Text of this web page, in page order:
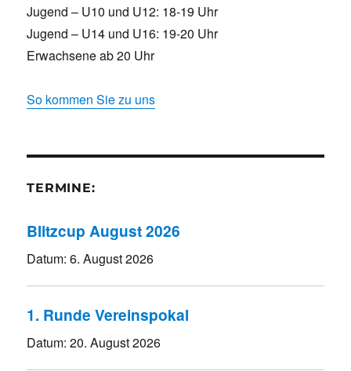
Jugend – U10 und U12: 18-19 Uhr
Jugend – U14 und U16: 19-20 Uhr
Erwachsene ab 20 Uhr
So kommen Sie zu uns
TERMINE:
Blitzcup August 2026
Datum:6. August 2026
1. Runde Vereinspokal
Datum:20. August 2026